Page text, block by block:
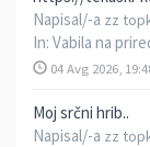
Napisal/-a zz
In: Vabila na
04 Avg 2026,
Moj srčni hrib..
Napisal/-a zz